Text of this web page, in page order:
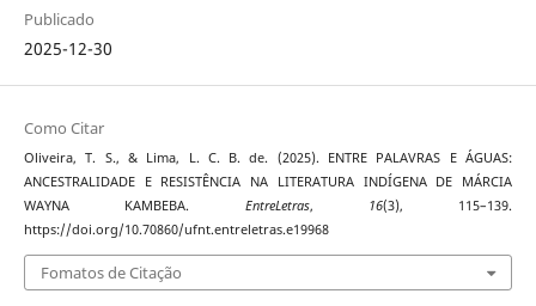
Publicado
2025-12-30
Como Citar
Oliveira, T. S., & Lima, L. C. B. de. (2025). ENTRE PALAVRAS E ÁGUAS:
ANCESTRALIDADE E RESISTÊNCIA NA LITERATURA INDÍGENA DE MÁRCIA
WAYNA KAMBEBA. EntreLetras, 16(3), 115–139.
https://doi.org/10.70860/ufnt.entreletras.e19968
Fomatos de Citação